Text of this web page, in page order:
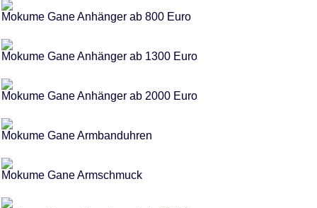
Mokume Gane Anhänger ab 800 Euro
Mokume Gane Anhänger ab 1300 Euro
Mokume Gane Anhänger ab 2000 Euro
Mokume Gane Armbanduhren
Mokume Gane Armschmuck